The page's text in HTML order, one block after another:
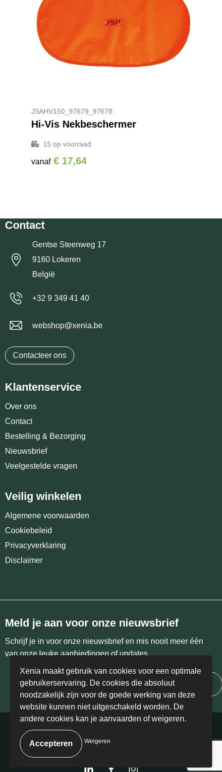
JSAHV150_97679_97678
Hi-Vis Nekbeschermer
15 op voorraad
vanaf € 17,64
Contact
Gentse Steenweg 17
9160 Lokeren
België
+32 9 349 41 40
webshop@xenia.be
Contacteer ons
Klantenservice
Over ons
Contact
Bestelling & Bezorging
Nieuwsbrief
Veelgestelde vragen
Veilig winkelen
Algemene voorwaarden
Cookiebeleid
Privacyverklaring
Disclaimer
Meld je aan voor onze nieuwsbrief
Schrijf je in voor onze nieuwsbrief en mis nooit meer één
van onze leuke aanbiedingen of updates.
Inschrijven
© Copyright Xenia 2024 | BE 0458.405.766
Xenia maakt gebruik van cookies voor een optimale
gebruikerservaring. De cookies die absoluut
noodzakelijk zijn voor de goede werking van deze
website kunnen niet uitgeschakeld worden. De
andere cookies kan je aanvaarden of weigeren.
Weigeren